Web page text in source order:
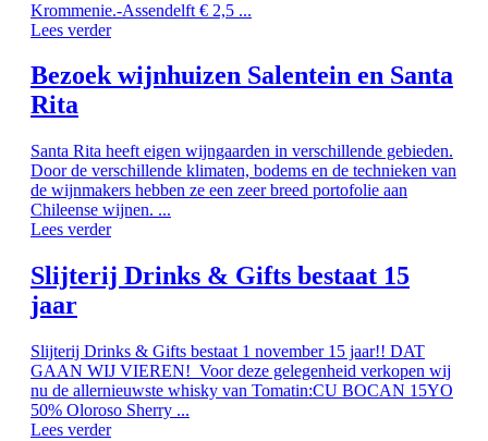
Krommenie.-Assendelft € 2,5 ...
Lees verder
Bezoek wijnhuizen Salentein en Santa
Rita
Santa Rita heeft eigen wijngaarden in verschillende gebieden.
Door de verschillende klimaten, bodems en de technieken van
de wijnmakers hebben ze een zeer breed portofolie aan
Chileense wijnen. ...
Lees verder
Slijterij Drinks & Gifts bestaat 15
jaar
Slijterij Drinks & Gifts bestaat 1 november 15 jaar!! DAT
GAAN WIJ VIEREN! Voor deze gelegenheid verkopen wij
nu de allernieuwste whisky van Tomatin:CU BOCAN 15YO
50% Oloroso Sherry ...
Lees verder